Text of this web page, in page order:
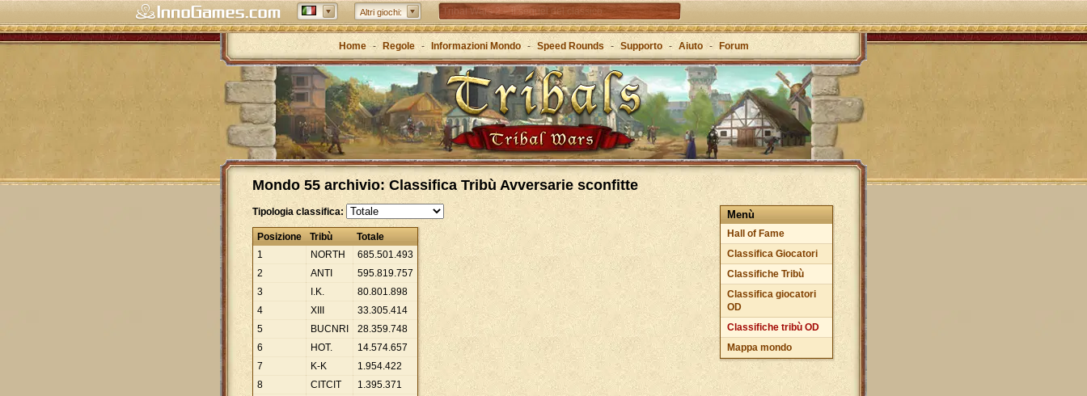
Altri giochi: Tribal Wars 2 – il sequel del classico
Forge of Empires – Attraverso le ere con la strategia
Grepolis – Crea il tuo regno nell’antica Grecia
Home - Regole - Informazioni Mondo - Speed Rounds - Supporto - Aiuto - Forum
Mondo 55 archivio: Classifica Tribù Avversarie sconfitte
Menù
Hall of Fame
Classifica Giocatori
Classifiche Tribù
Classifica giocatori
OD
Classifiche tribù OD
Mappa mondo
Tipologia classifica:
Posizione Tribù
Totale
1
NORTH 685.501.493
2
ANTI 595.819.757
3
I.K. 80.801.898
4
XIII 33.305.414
5
BUCNRI 28.359.748
6
HOT. 14.574.657
7
K-K 1.954.422
8
CITCIT 1.395.371